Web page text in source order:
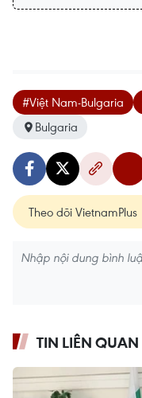
#Việt Nam-Bulgaria
Bulgaria
Theo dõi VietnamPlus
TIN LIÊN QUAN